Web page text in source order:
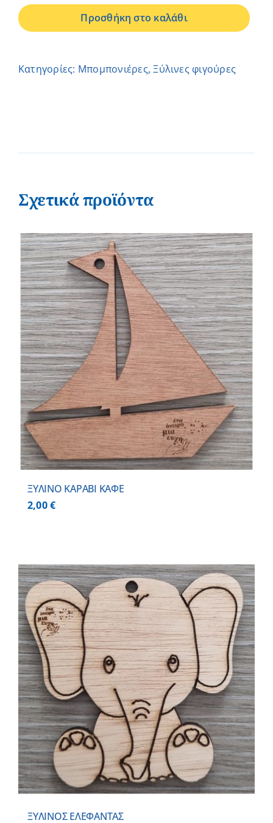
ΑΛΟΓΑΚΙ
ΚΑΦΕ
Προσθήκη στο καλάθι
Κατηγορίες: Μπομπονιέρες,Ξύλινες φιγούρες
Σχετικά προϊόντα
ΞΥΛΙΝΟ ΚΑΡΑΒΙ ΚΑΦΕ
2,00€
ΞΥΛΙΝΟΣ ΕΛΕΦΑΝΤΑΣ